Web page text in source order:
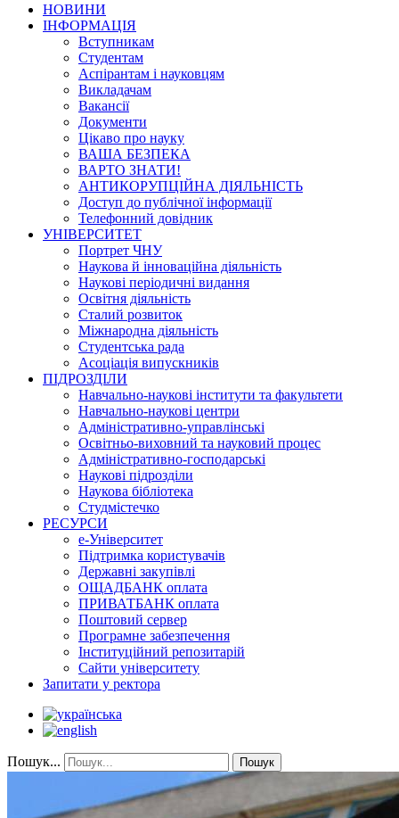
НОВИНИ
ІНФОРМАЦІЯ
Вступникам
Студентам
Аспірантам і науковцям
Викладачам
Вакансії
Документи
Цікаво про науку
ВАША БЕЗПЕКА
ВАРТО ЗНАТИ!
АНТИКОРУПЦІЙНА ДІЯЛЬНІСТЬ
Доступ до публічної інформації
Телефонний довідник
УНІВЕРСИТЕТ
Портрет ЧНУ
Наукова й інноваційна діяльність
Наукові періодичні видання
Освітня діяльність
Сталий розвиток
Міжнародна діяльність
Студентська рада
Асоціація випускників
ПІДРОЗДІЛИ
Навчально-наукові інститути та факультети
Навчально-наукові центри
Адміністративно-управлінські
Освітньо-виховний та науковий процес
Адміністративно-господарські
Наукові підрозділи
Наукова бібліотека
Студмістечко
РЕСУРСИ
е-Університет
Підтримка користувачів
Державні закупівлі
ОЩАДБАНК оплата
ПРИВАТБАНК оплата
Поштовий сервер
Програмне забезпечення
Інституційний репозитарій
Сайти університету
Запитати у ректора
Пошук... Пошук